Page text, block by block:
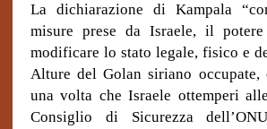
La dichiarazione di Kampala
misure prese da Israele, il potere
modificare lo stato legale, fisico e
Alture del Golan siriano occupate,
una volta che Israele ottemperi
Consiglio di Sicurezza